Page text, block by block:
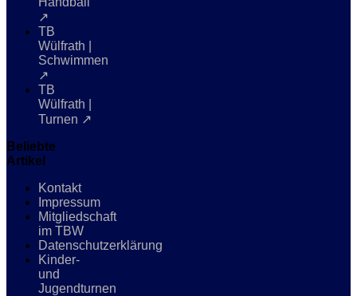
↗
TB
Wülfrath |
Schwimmen
↗
TB
Wülfrath |
Turnen ↗
Beliebte
Artikel
Kontakt
Impressum
Mitgliedschaft
im TBW
Datenschutzerklärung
Kinder-
und
Jugendturnen